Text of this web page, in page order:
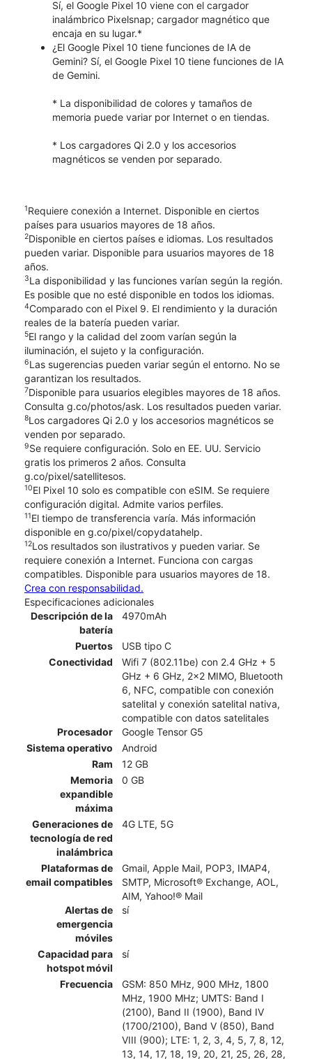
Sí, el Google Pixel 10 viene con el cargador
inalámbrico Pixelsnap; cargador magnético que
encaja en su lugar.*
¿El Google Pixel 10 tiene funciones de IA de
Gemini? Sí, el Google Pixel 10 tiene funciones de IA
de Gemini.
* La disponibilidad de colores y tamaños de
memoria puede variar por Internet o en tiendas.
* Los cargadores Qi 2.0 y los accesorios
magnéticos se venden por separado.
1Requiere conexión a Internet. Disponible en ciertos
países para usuarios mayores de 18 años.
2Disponible en ciertos países e idiomas. Los resultados
pueden variar. Disponible para usuarios mayores de 18
años.
3La disponibilidad y las funciones varían según la región.
Es posible que no esté disponible en todos los idiomas.
4Comparado con el Pixel 9. El rendimiento y la duración
reales de la batería pueden variar.
5El rango y la calidad del zoom varían según la
iluminación, el sujeto y la configuración.
6Las sugerencias pueden variar según el entorno. No se
garantizan los resultados.
7Disponible para usuarios elegibles mayores de 18 años.
Consulta g.co/photos/ask. Los resultados pueden variar.
8Los cargadores Qi 2.0 y los accesorios magnéticos se
venden por separado.
9Se requiere configuración. Solo en EE. UU. Servicio
gratis los primeros 2 años. Consulta
g.co/pixel/satellitesos.
10El Pixel 10 solo es compatible con eSIM. Se requiere
configuración digital. Admite varios perfiles.
11El tiempo de transferencia varía. Más información
disponible en g.co/pixel/copydatahelp.
12Los resultados son ilustrativos y pueden variar. Se
requiere conexión a Internet. Funciona con cargas
compatibles. Disponible para usuarios mayores de 18.
Crea con responsabilidad.
Especificaciones adicionales
Descripción de la
batería
4970mAh
Puertos
USB tipo C
Conectividad
Wifi 7 (802.11be) con 2.4 GHz + 5
GHz + 6 GHz, 2x2 MIMO, Bluetooth
6, NFC, compatible con conexión
satelital y conexión satelital nativa,
compatible con datos satelitales
Procesador
Google Tensor G5
Sistema operativo
Android
Ram
12 GB
Memoria
expandible
máxima
0 GB
Generaciones de
tecnología de red
inalámbrica
4G LTE, 5G
Plataformas de
email compatibles
Gmail, Apple Mail, POP3, IMAP4,
SMTP, Microsoft® Exchange, AOL,
AIM, Yahoo!® Mail
Alertas de
emergencia
móviles
sí
Capacidad para
hotspot móvil
sí
Frecuencia
GSM: 850 MHz, 900 MHz, 1800
MHz, 1900 MHz; UMTS: Band I
(2100), Band II (1900), Band IV
(1700/2100), Band V (850), Band
VIII (900); LTE: 1, 2, 3, 4, 5, 7, 8, 12,
13, 14, 17, 18, 19, 20, 21, 25, 26, 28,